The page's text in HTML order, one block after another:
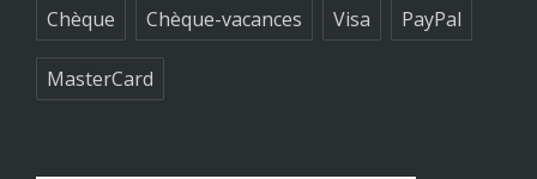
Chèque Chèque-vacances Visa PayPal
MasterCard